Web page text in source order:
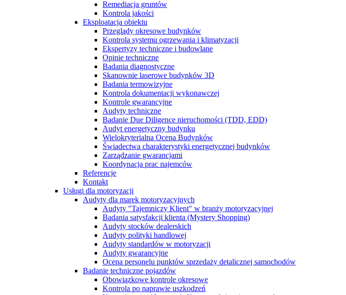
Remediacja gruntów
Kontrola jakości
Eksploatacja obiektu
Przeglądy okresowe budynków
Kontrola systemu ogrzewania i klimatyzacji
Ekspertyzy techniczne i budowlane
Opinie techniczne
Badania diagnostyczne
Skanownie laserowe budynków 3D
Badania termowizyjne
Kontrola dokumentacji wykonawczej
Kontrole gwarancyjne
Audyty techniczne
Badanie Due Diligence nieruchomości (TDD, EDD)
Audyt energetyczny budynku
Wielokryterialna Ocena Budynków
Świadectwa charakterystyki energetycznej budynków
Zarządzanie gwarancjami
Koordynacja prac najemców
Referencje
Kontakt
Usługi dla motoryzacji
Audyty dla marek motoryzacyjnych
Audyty "Tajemniczy Klient" w branży motoryzacyjnej
Badania satysfakcji klienta (Mystery Shopping)
Audyty stocków dealerskich
Audyty polityki handlowej
Audyty standardów w motoryzacji
Audyty gwarancyjne
Ocena personelu punktów sprzedaży detalicznej samochodów
Badanie techniczne pojazdów
Obowiązkowe kontrole okresowe
Kontrola po naprawie uszkodzeń